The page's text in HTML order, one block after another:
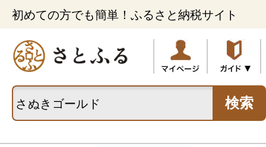
初めての方でも簡単！ふるさと納税サイト
検索